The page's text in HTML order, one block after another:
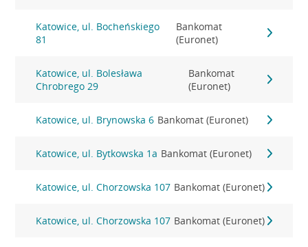
Katowice, ul. Bocheńskiego
81
Bankomat
(Euronet)
Katowice, ul. Bolesława
Chrobrego 29
Bankomat
(Euronet)
Katowice, ul. Brynowska 6 Bankomat (Euronet)
Katowice, ul. Bytkowska 1a Bankomat (Euronet)
Katowice, ul. Chorzowska 107 Bankomat (Euronet)
Katowice, ul. Chorzowska 107 Bankomat (Euronet)